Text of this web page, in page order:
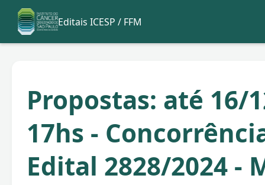
Editais ICESP / FFM
Propostas: até 16/
17hs -
Edital 2828/2024 -